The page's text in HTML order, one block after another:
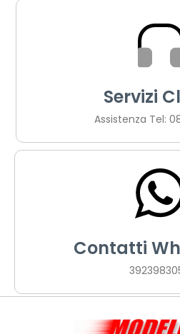
Servizi
Assistenza Tel:
Contatti